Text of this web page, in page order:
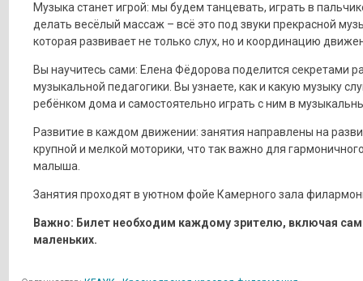
Музыка станет игрой: мы будем танцевать, играть в
делать весёлый массаж – всё это под звуки прекрасной
которая развивает не только слух, но и координацию
Вы научитесь сами: Елена Фёдорова поделится секретами
музыкальной педагогики. Вы узнаете, как и какую музыку
ребёнком дома и самостоятельно играть с ним в
Развитие в каждом движении: занятия направлены на
крупной и мелкой моторики, что так важно для
малыша.
Занятия проходят в уютном фойе Камерного зала
Важно: Билет необходим каждому зрителю, включая
маленьких.